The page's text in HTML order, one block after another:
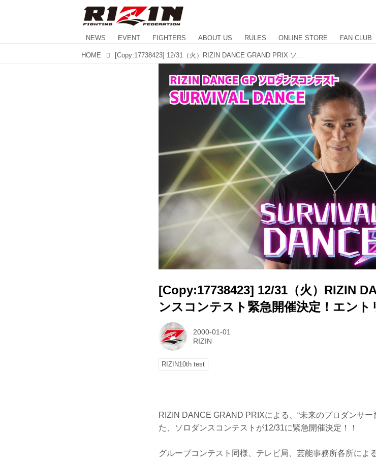
NEWS EVENT FIGHTERS ABOUT US RULES ONLINE STORE FAN CLUB
HOME
[Copy:17738423] 12/31（火）RIZIN
ンスコンテスト緊急開催決定！エント
2000-01-01
RIZIN
RIZIN10th test
RIZIN DANCE GRAND PRIXによる、“未来のプロダンサー
た、ソロダンスコンテストが12/31に緊急開催決定！！
グループコンテスト同様、テレビ局、芸能事務所各所によ